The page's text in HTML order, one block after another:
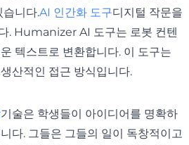
습니다.AI 인간화 도구디지털 작문을
. Humanizer AI 도구는 로봇 컨텐
텍스트로 변환합니다. 이 도구는
산적인 접근 방식입니다.
기술은 학생들이 아이디어를 명확하
다. 그들은 그들의 일이 독창적이고